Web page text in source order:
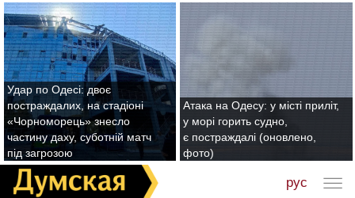
Удар по Одесі: двоє
постраждалих, на стадіоні
«Чорноморець» знесло
частину даху, суботній матч
під загрозою
Атака на Одесу: у місті приліт,
у морі горить судно,
є постраждалі (оновлено,
фото)
рус